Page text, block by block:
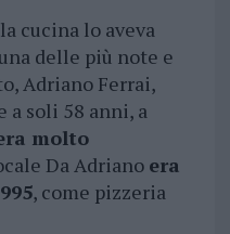
cucina lo aveva
delle più note e
Adriano Ferrai,
a soli 58 anni, a
molto
Da Adriano era
, come pizzeria